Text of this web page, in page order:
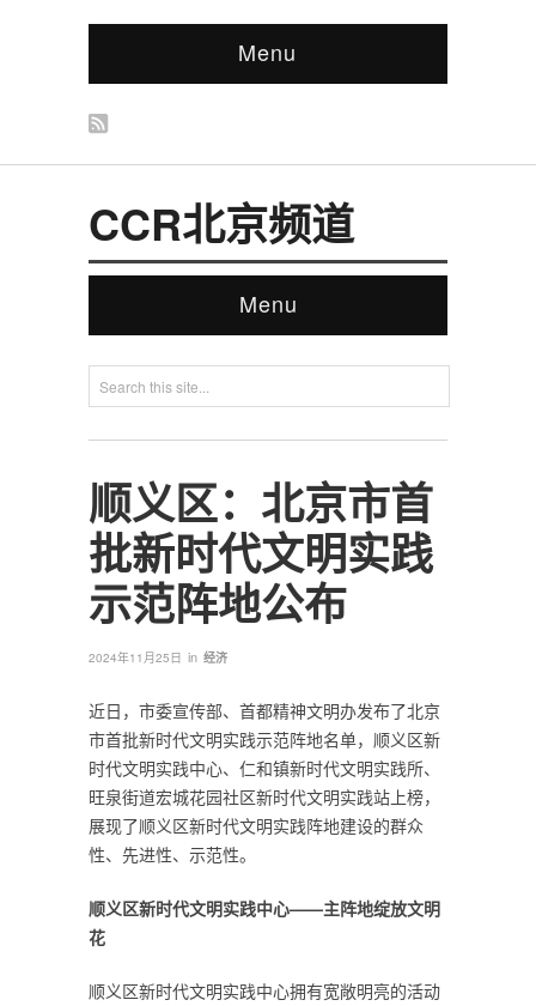
Menu
CCR北京频道
Menu
顺义区：北京市首
批新时代文明实践
示范阵地公布
2024年11月25日 in 经济
近日，市委宣传部、首都精神文明办发布了北京
市首批新时代文明实践示范阵地名单，顺义区新
时代文明实践中心、仁和镇新时代文明实践所、
旺泉街道宏城花园社区新时代文明实践站上榜，
展现了顺义区新时代文明实践阵地建设的群众
性、先进性、示范性。
顺义区新时代文明实践中心——主阵地绽放文明
花
顺义区新时代文明实践中心拥有宽敞明亮的活动